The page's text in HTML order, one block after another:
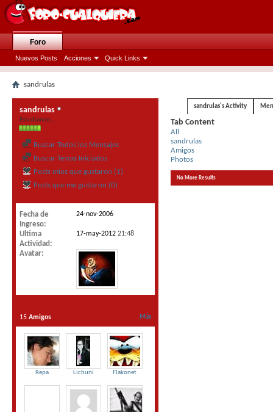
Foro
Nuevos Posts Acciones Quick Links
sandrulas
sandrulas
Estudiando...
Buscar Todos los Mensajes
Buscar Temas Iniciados
Posts míos que gustaron (1)
Posts que me gustaron (0)
Fecha de
Ingreso
24-nov-2006
Ultima
Actividad
17-may-2012 21:48
Avatar
Más
15 Amigos
Repa Lichuni Flakonet
sandrulas's Activity
Tab Content
All
sandrulas
Amigos
Photos
No More Results